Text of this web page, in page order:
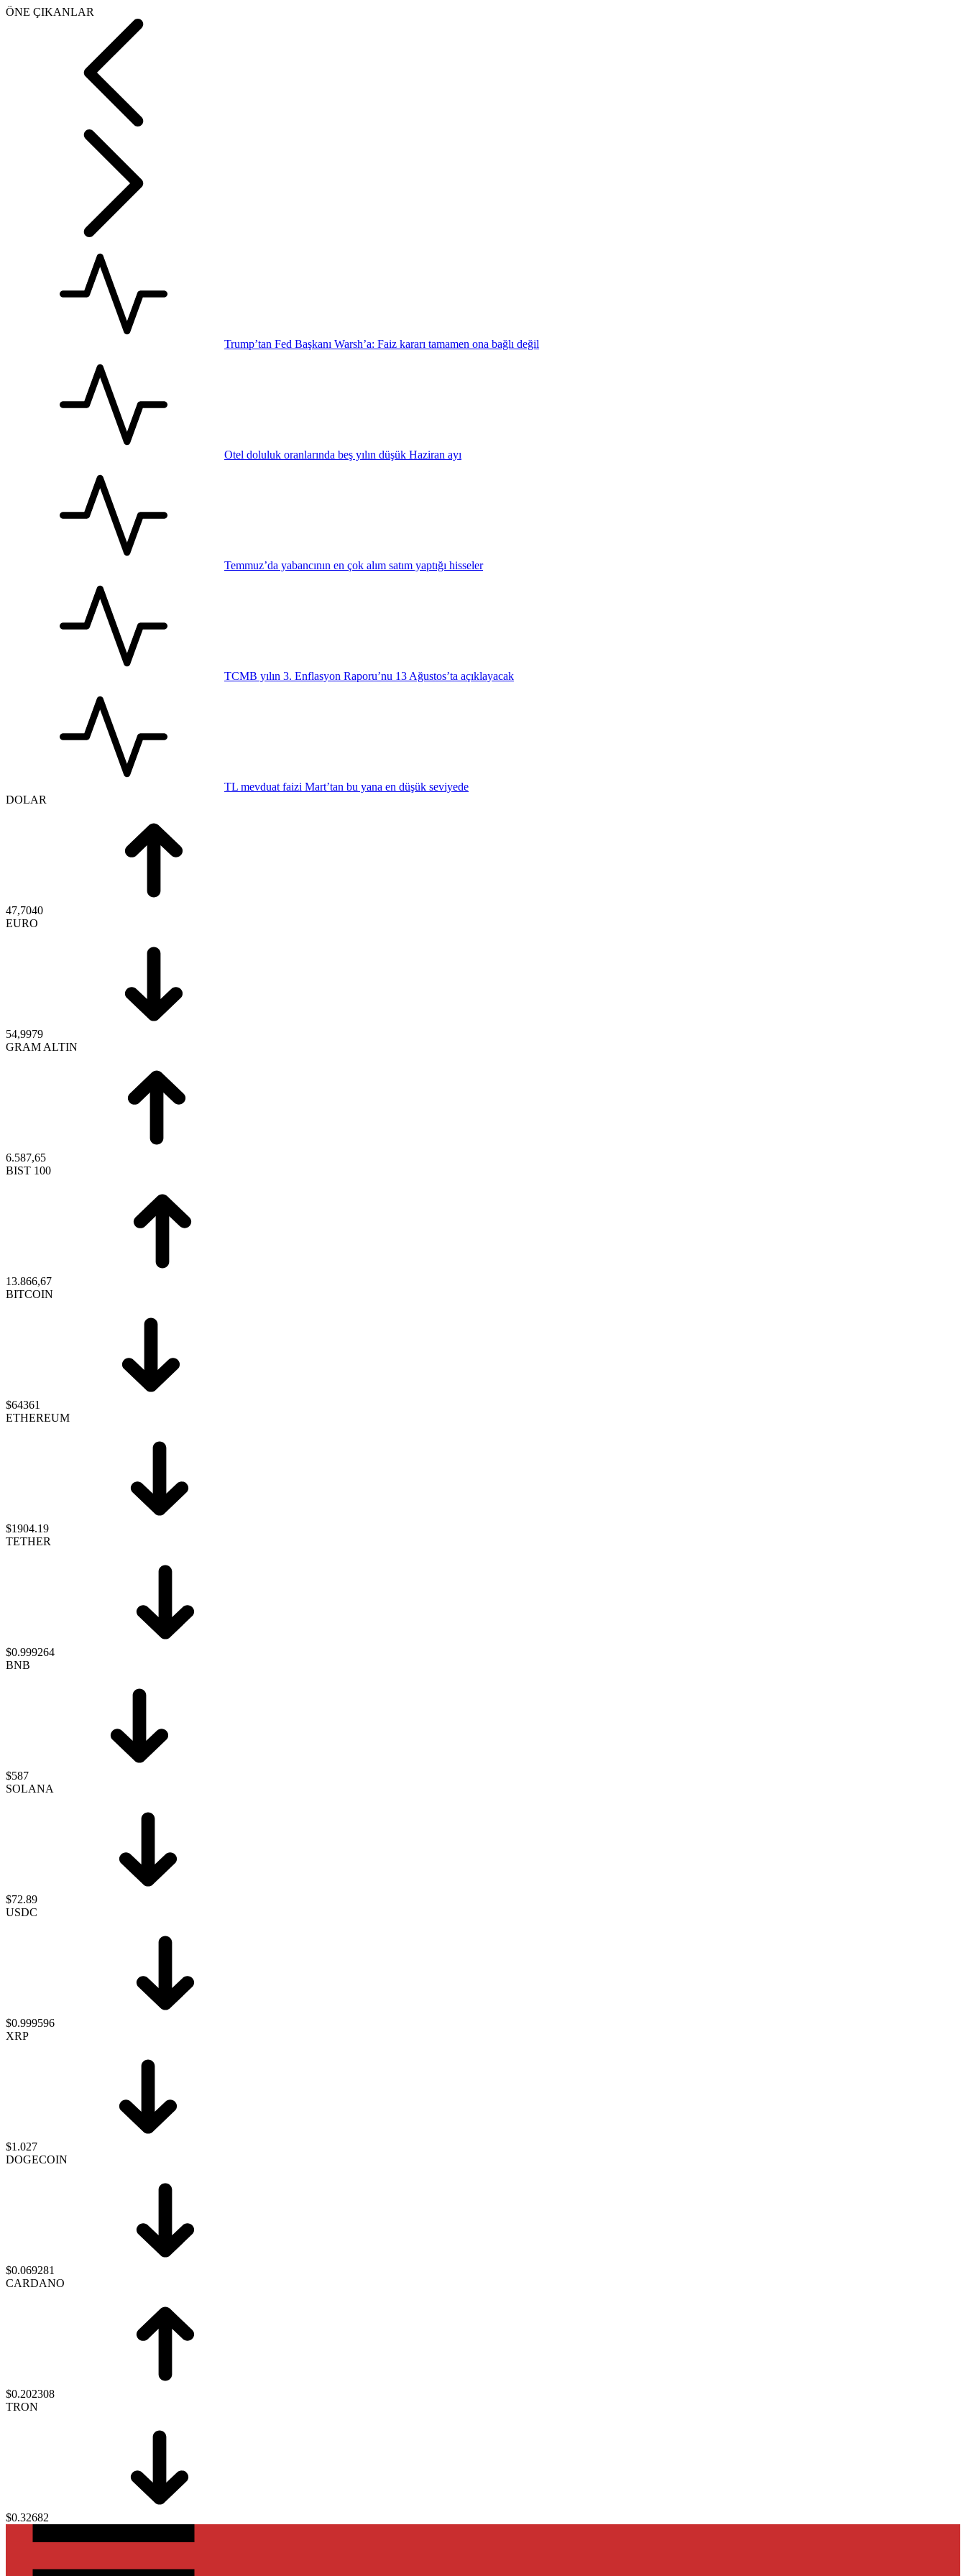
ÖNE ÇIKANLAR
Trump’tan Fed Başkanı Warsh’a: Faiz kararı tamamen ona bağlı değil
Otel doluluk oranlarında beş yılın düşük Haziran ayı
Temmuz’da yabancının en çok alım satım yaptığı hisseler
TCMB yılın 3. Enflasyon Raporu’nu 13 Ağustos’ta açıklayacak
TL mevduat faizi Mart’tan bu yana en düşük seviyede
DOLAR
47,7040
EURO
54,9979
GRAM ALTIN
6.587,65
BIST 100
13.866,67
BITCOIN
$64361
ETHEREUM
$1904.19
TETHER
$0.999264
BNB
$587
SOLANA
$72.89
USDC
$0.999596
XRP
$1.027
DOGECOIN
$0.069281
CARDANO
$0.202308
TRON
$0.32682